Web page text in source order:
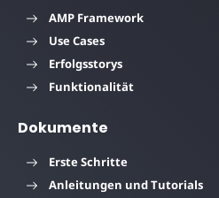
AMP Framework
Use Cases
Erfolgsstorys
Funktionalität
Dokumente
Erste Schritte
Anleitungen und Tutorials